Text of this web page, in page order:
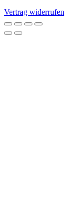
Vertrag widerrufen